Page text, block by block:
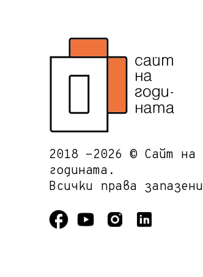
2018 -2026 © Сайт на
годината.
Всички права запазени